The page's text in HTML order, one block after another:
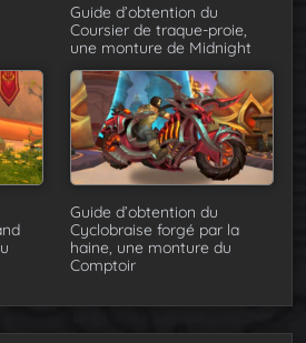
Guide d’obtention du
Coursier de traque-proie,
une monture de Midnight
Guide d’obtention du
Cyclobraise forgé par la
haine, une monture du
Comptoir